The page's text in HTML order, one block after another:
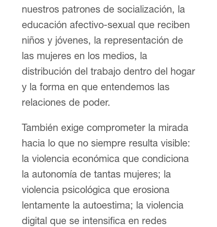
nuestros patrones de socialización, la
educación afectivo-sexual que reciben
niños y jóvenes, la representación de
las mujeres en los medios, la
distribución del trabajo dentro del hogar
y la forma en que entendemos las
relaciones de poder.
También exige comprometer la mirada
hacia lo que no siempre resulta visible:
la violencia económica que condiciona
la autonomía de tantas mujeres; la
violencia psicológica que erosiona
lentamente la autoestima; la violencia
digital que se intensifica en redes